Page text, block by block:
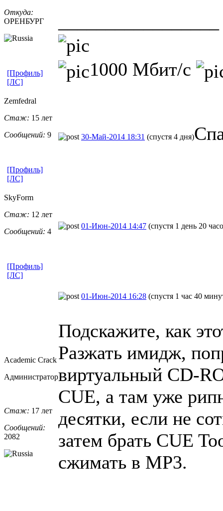
Откуда:
ОРЕНБУРГ
1000 Мбит/с
[Профиль]
[ЛС]
Zemfedral
Стаж: 15 лет
Сообщений: 9 30-Май-2014 18:31 (спустя 4 дня)
[Профиль]
[ЛС]
SkyForm
Стаж: 12 лет
Сообщений: 4
01-Июн-2014 14:47 (спустя 1 день 20
[Профиль]
[ЛС]
Academic Crack
Администратор
Стаж: 17 лет
Сообщений:
2082
01-Июн-2014 16:28 (спустя 1 час 40
Подскажите, как
Разжать имидж,
виртуальный CD-
CUE, а там уже
десятки, если не
затем брать CUE
сжимать в MP3.